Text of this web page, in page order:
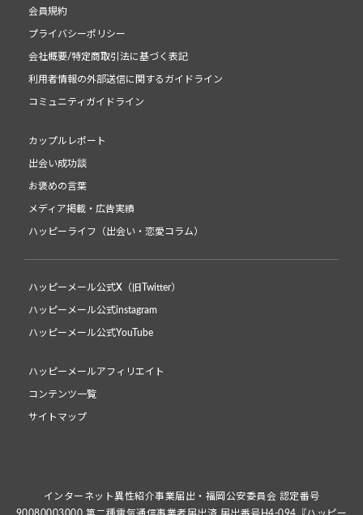
会員規約
プライバシーポリシー
会社概要/特定商取引法に基づく表記
利用者情報の外部送信に関するガイドライン
コミュニティガイドライン
カップルレポート
出会い成功談
お褒めの言葉
メディア掲載・広告実績
ハッピーライフ（出会い・恋愛コラム）
ハッピーメール公式X（旧Twitter）
ハッピーメール公式instagram
ハッピーメール公式YouTube
ハッピーメールアフィリエイト
コンテンツ一覧
サイトマップ
インターネット異性紹介事業届出・福岡公安委員会 認定番号